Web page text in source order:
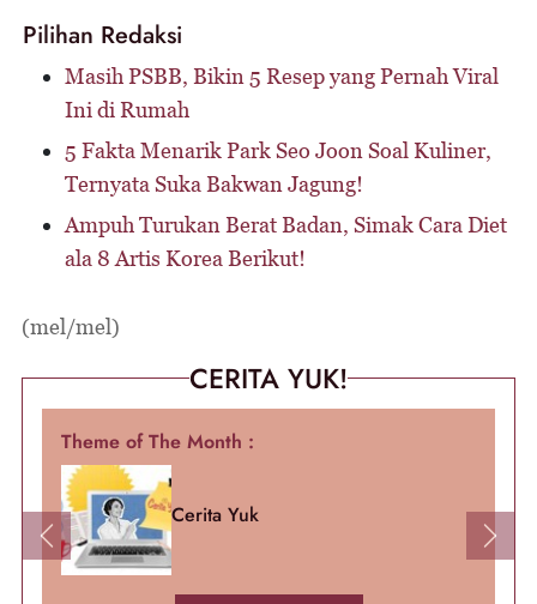
Pilihan Redaksi
Masih PSBB, Bikin 5 Resep yang Pernah Viral
Ini di Rumah
5 Fakta Menarik Park Seo Joon Soal Kuliner,
Ternyata Suka Bakwan Jagung!
Ampuh Turukan Berat Badan, Simak Cara Diet
ala 8 Artis Korea Berikut!
(mel/mel)
CERITA YUK!
Theme of The Month :
Cerita Yuk
Previous Next